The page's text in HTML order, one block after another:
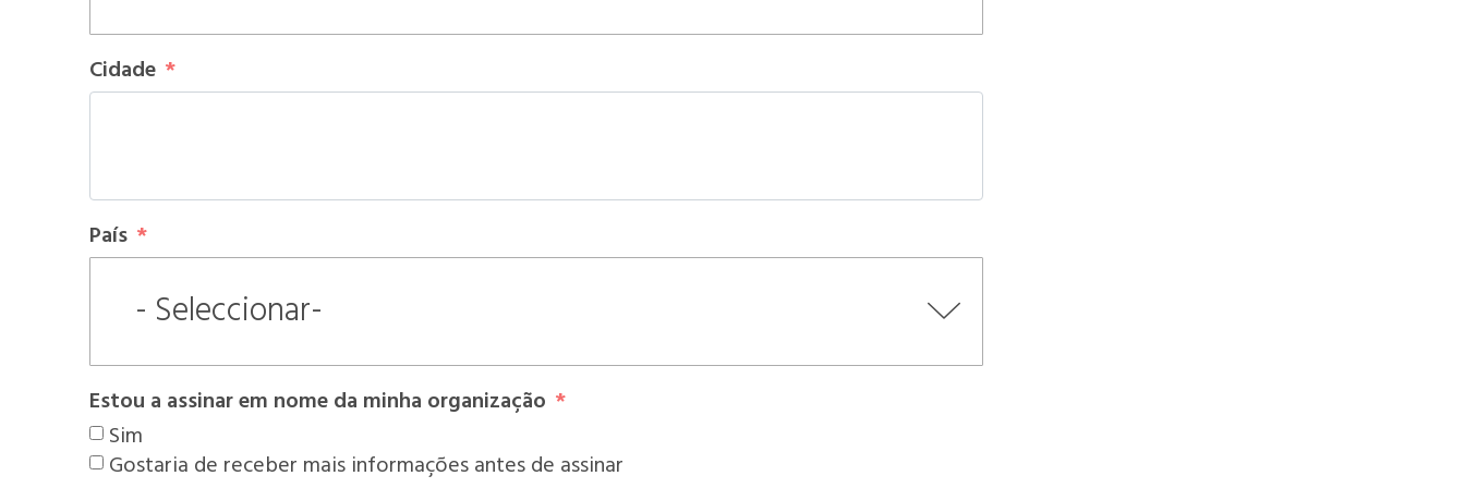
Cidade
País
- Seleccionar-
Estou a assinar em nome da minha organização
Sim
Gostaria de receber mais informações antes de assinar